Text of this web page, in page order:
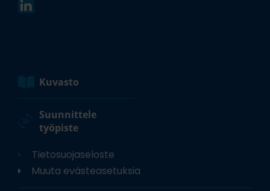
Kuvasto
Suunnittele
työpiste
Tietosuojaseloste
Muuta evästeasetuksia